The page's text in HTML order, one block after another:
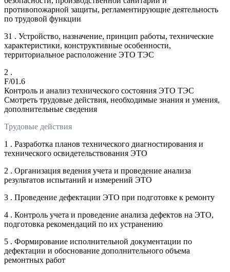
противопожарной защиты, регламентирующие деятельность
по трудовой функции
31 . Устройство, назначение, принцип работы, технические
характеристики, конструктивные особенности,
территориальное расположение ЭТО ТЭС
2 .
F/01.6
Контроль и анализ технического состояния ЭТО ТЭС
Смотреть трудовые действия, необходимые знания и умения,
дополнительные сведения
Трудовые действия
1 . Разработка планов технического диагностирования и
технического освидетельствования ЭТО
2 . Организация ведения учета и проведение анализа
результатов испытаний и измерений ЭТО
3 . Проведение дефектации ЭТО при подготовке к ремонту
4 . Контроль учета и проведение анализа дефектов на ЭТО,
подготовка рекомендаций по их устранению
5 . Формирование исполнительной документации по
дефектации и обоснование дополнительного объема
ремонтных работ